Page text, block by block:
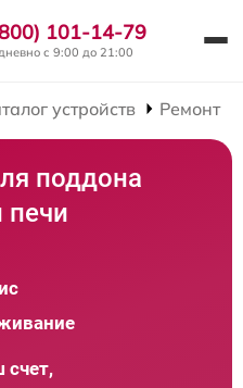
101-14-79
с 9:00 до 21:00
устройств Ремонт
поддона
печи
счет,